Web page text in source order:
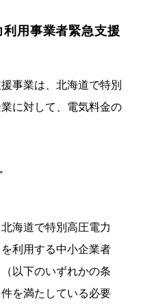
利用事業者緊急支援
事業は、北海道で特別
に対して、電気料金の
北海道で特別高圧電力
を利用する中小企業者
（以下のいずれかの条
件を満たしている必要